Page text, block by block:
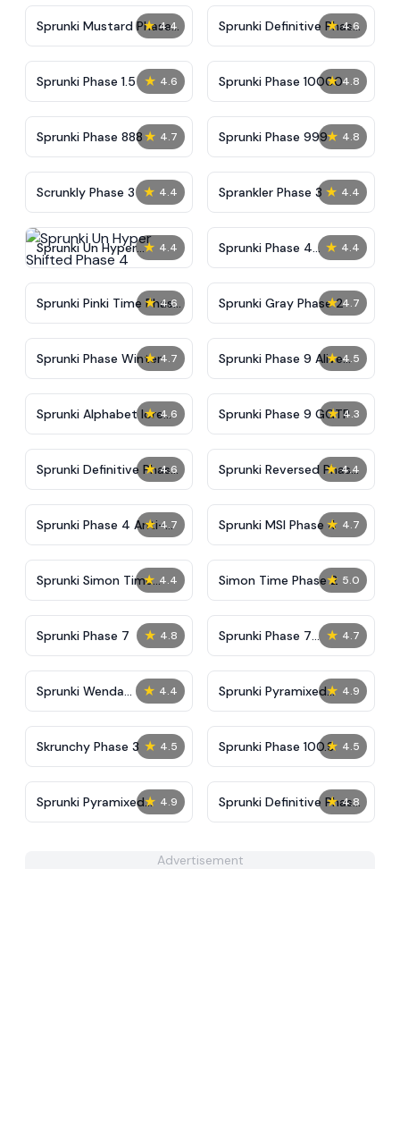
★ 4.4
Sprunki Mustard Phase
2
★ 4.6
Sprunki Definitive Phase
7
★ 4.6
Sprunki Phase 1.5 ★ 4.8
Sprunki Phase 10000
★ 4.7
Sprunki Phase 888 ★ 4.8
Sprunki Phase 999
★ 4.4
Scrunkly Phase 3 ★ 4.4
Sprankler Phase 3
★ 4.4
Sprunki Un Hyper
Shifted Phase 4
★ 4.4
Sprunki Phase 4
Alternate Edition
★ 4.6
Sprunki Pinki Time Phase
3
★ 4.7
Sprunki Gray Phase 2
★ 4.7
Sprunki Phase Winter ★ 4.5
Sprunki Phase 9 Alive
And Malediction
★ 4.6
Sprunki Alphabet lore
Arabic Phase 3
★ 4.3
Sprunki Phase 9 GGTP
★ 4.6
Sprunki Definitive Phase
9 New
★ 4.4
Sprunki Reversed Phase
3 Definitive
★ 4.7
Sprunki Phase 4 Anti-
Shifted
★ 4.7
Sprunki MSI Phase 4
★ 4.4
Sprunki Simon Time
Phase 2
★ 5.0
Simon Time Phase 2
★ 4.8
Sprunki Phase 7 ★ 4.7
Sprunki Phase 7
Definitive (Fanmade)
★ 4.4
Sprunki Wenda
Treatment Phase 40
★ 4.9
Sprunki Pyramixed
Phase 2 Remake
★ 4.5
Skrunchy Phase 3 ★ 4.5
Sprunki Phase 100.9
★ 4.9
Sprunki Pyramixed
Phase 5
★ 4.8
Sprunki Definitive Phase
11
Advertisement